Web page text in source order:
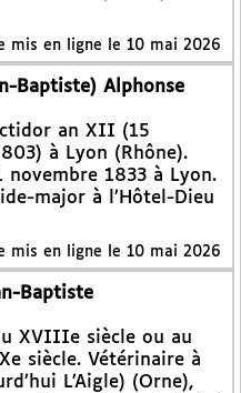
mis en ligne le 10 mai 2026
Baptiste) Alphonse
an XII (15
à Lyon (Rhône).
novembre 1833 à Lyon.
major à l’Hôtel-Dieu
mis en ligne le 10 mai 2026
Baptiste
XVIIIe siècle ou au
siècle. Vétérinaire à
L’Aigle) (Orne),